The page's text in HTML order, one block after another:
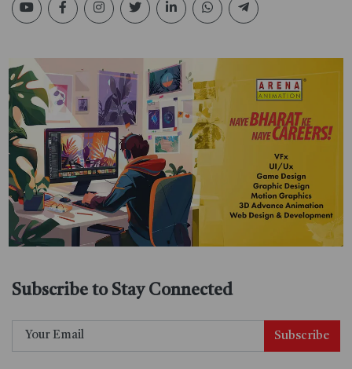
Subscribe to Stay Connected
Subscribe